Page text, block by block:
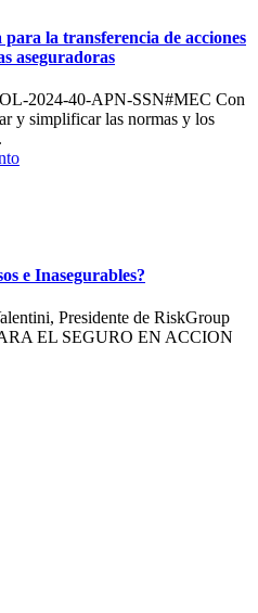
la transferencia de acciones
aseguradoras
2024-40-APN-SSN#MEC Con
y simplificar las normas y los
e Inasegurables?
Presidente de RiskGroup
EL SEGURO EN ACCION